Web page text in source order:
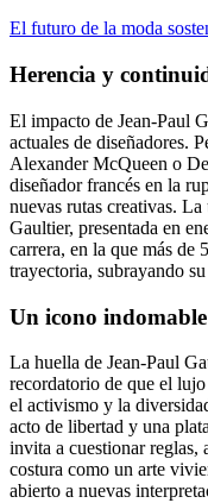
El futuro de la moda
Herencia y
El impacto de Jean-Paul
actuales de diseñadores.
Alexander McQueen o
diseñador francés en la
nuevas rutas creativas.
Gaultier, presentada en
carrera, en la que más de
trayectoria, subrayando
Un icono indomable
La huella de Jean-Paul
recordatorio de que el
el activismo y la
acto de libertad y una
invita a cuestionar reglas,
costura como un arte
abierto a nuevas